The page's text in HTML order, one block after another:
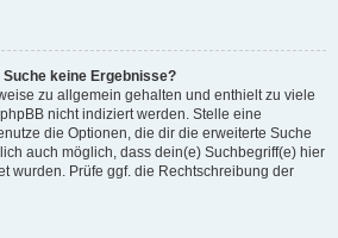
keine Ergebnisse?
zu allgemein gehalten und enthielt zu viele
nicht indiziert werden. Stelle eine
die Optionen, die dir die erweiterte Suche
auch möglich, dass dein(e) Suchbegriff(e) hier
wurden. Prüfe ggf. die Rechtschreibung der